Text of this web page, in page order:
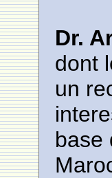
Dr.
dont
un
base